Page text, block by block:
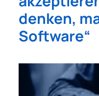
denken,
Software“